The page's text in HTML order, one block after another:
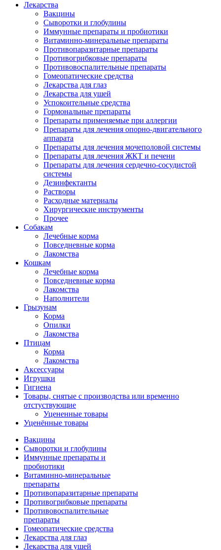
Лекарства
Вакцины
Сыворотки и глобулины
Иммунные препараты и пробиотики
Витаминно-минеральные препараты
Противопаразитарные препараты
Противогрибковые препараты
Противовоспалительные препараты
Гомеопатические средства
Лекарства для глаз
Лекарства для ушей
Успокоительные средства
Гормональные препараты
Препараты применяемые при аллергии
Препараты для лечения опорно-двигательного
аппарата
Препараты для лечения мочеполовой системы
Препараты для лечения ЖКТ и печени
Препараты для лечения сердечно-сосудистой
системы
Дезинфектанты
Растворы
Расходные материалы
Хирургические инструменты
Прочее
Собакам
Лечебные корма
Повседневные корма
Лакомства
Кошкам
Лечебные корма
Повседневные корма
Лакомства
Наполнители
Грызунам
Корма
Опилки
Лакомства
Птицам
Корма
Лакомства
Аксессуары
Игрушки
Гигиена
Товары, снятые с производства или временно
отстуствующие
Уцененные товары
Уценённые товары
Вакцины
Сыворотки и глобулины
Иммунные препараты и
пробиотики
Витаминно-минеральные
препараты
Противопаразитарные препараты
Противогрибковые препараты
Противовоспалительные
препараты
Гомеопатические средства
Лекарства для глаз
Лекарства для ушей